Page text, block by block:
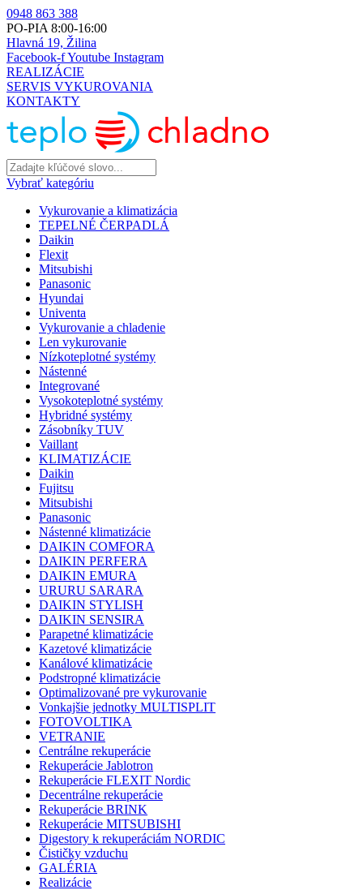
0948 863 388
PO-PIA 8:00-16:00
Hlavná 19, Žilina
Facebook-fYoutube Instagram
REALIZÁCIE
SERVIS VYKUROVANIA
KONTAKTY
Vybrať kategóriu
Vykurovanie a klimatizácia
TEPELNÉ ČERPADLÁ
Daikin
Flexit
Mitsubishi
Panasonic
Hyundai
Univenta
Vykurovanie a chladenie
Len vykurovanie
Nízkoteplotné systémy
Nástenné
Integrované
Vysokoteplotné systémy
Hybridné systémy
Zásobníky TUV
Vaillant
KLIMATIZÁCIE
Daikin
Fujitsu
Mitsubishi
Panasonic
Nástenné klimatizácie
DAIKIN COMFORA
DAIKIN PERFERA
DAIKIN EMURA
URURU SARARA
DAIKIN STYLISH
DAIKIN SENSIRA
Parapetné klimatizácie
Kazetové klimatizácie
Kanálové klimatizácie
Podstropné klimatizácie
Optimalizované pre vykurovanie
Vonkajšie jednotky MULTISPLIT
FOTOVOLTIKA
VETRANIE
Centrálne rekuperácie
Rekuperácie Jablotron
Rekuperácie FLEXIT Nordic
Decentrálne rekuperácie
Rekuperácie BRINK
Rekuperácie MITSUBISHI
Digestory k rekuperáciám NORDIC
Čističky vzduchu
GALÉRIA
Realizácie